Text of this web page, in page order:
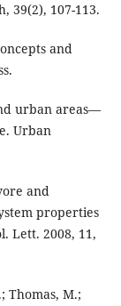
39(2), 107-113.
and
urban areas—
Urban
and
properties
Lett. 2008, 11,
Thomas, M.;